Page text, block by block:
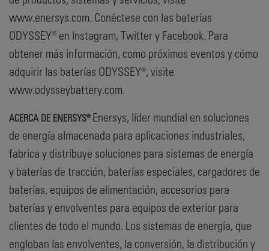
www.enersys.com. Conéctese con las baterías
ODYSSEY® en Instagram, Twitter y Facebook. Para
obtener más información, como próximos eventos y cómo
adquirir las baterías ODYSSEY®, visite
www.odysseybattery.com.
ACERCA DE ENERSYS®Enersys, líder mundial en soluciones
de energía almacenada para aplicaciones industriales,
fabrica y distribuye soluciones para sistemas de energía
y baterías de tracción, baterías especiales, cargadores de
baterías, equipos de alimentación, accesorios para
baterías y envolventes para equipos de exterior para
clientes de todo el mundo. Los sistemas de energía, que
engloban las envolventes, la conversión, la distribución y